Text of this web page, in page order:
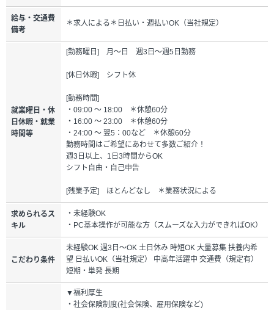
給与・交通費
備考
＊求人による＊日払い・週払いOK（当社規定）
就業曜日・休
日休暇・就業
時間等
[勤務曜日] 月～日 週3日～週5日勤務
[休日休暇] シフト休
[勤務時間]
・09:00 ～ 18:00 ＊休憩60分
・16:00 ～ 23:00 ＊休憩60分
・24:00 ～ 翌5：00など ＊休憩60分
勤務時間はご希望にあわせて多数ご紹介！
週3日以上、1日3時間からOK
シフト自由・自己申告
[残業予定] ほとんどなし ＊業務状況による
求められるス
キル
・未経験OK
・PC基本操作が可能な方（スムーズな入力ができればOK）
こだわり条件
未経験OK 週3日～OK 土日休み 時短OK 大量募集 扶養内希
望 日払いOK（当社規定） 中高年活躍中 交通費（規定有）
短期・単発 長期
▼福利厚生
・社会保険制度(社会保険、雇用保険など)